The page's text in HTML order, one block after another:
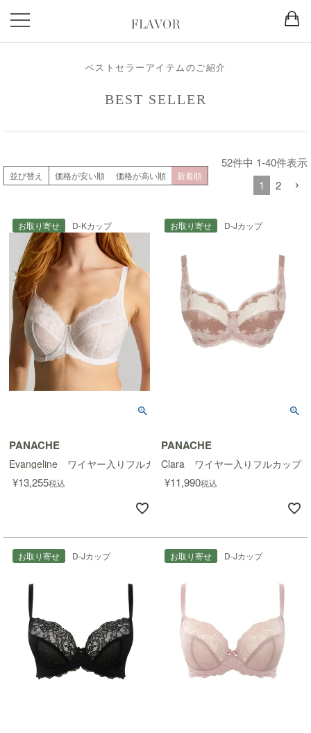
ベストセラーアイテムのご紹介
BEST SELLER
並び替え 価格が安い順 価格が高い順 新着順
52件中 1-40件表示
1
2
お取り寄せ D-Kカップ
PANACHE
Evangeline ワイヤー入りフルカップブラ
¥13,255税込
お取り寄せ D-Jカップ
PANACHE
Clara ワイヤー入りフルカップ
¥11,990税込
お取り寄せ D-Jカップ お取り寄せ D-Jカップ